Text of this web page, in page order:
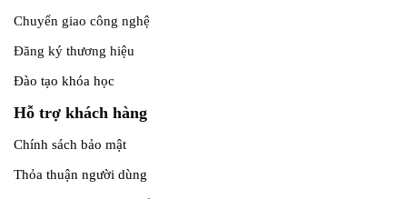
Chuyển giao công nghệ
Đăng ký thương hiệu
Đào tạo khóa học
Hỗ trợ khách hàng
Chính sách bảo mật
Thỏa thuận người dùng